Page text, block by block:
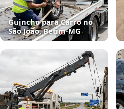
Guincho para Carro no
São João, Betim‑MG